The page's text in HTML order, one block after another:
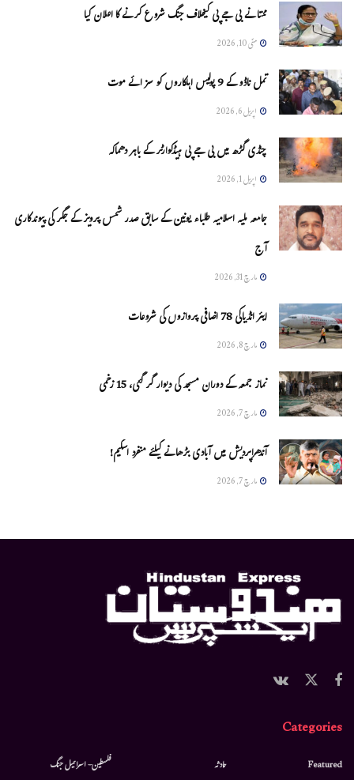
ممتا نے بی جے پی کیخلاف جنگ شروع کرنے کا اعلان کیا
مئی 10, 2026
تمل ناڈو کے 9 پولیس اہلکاروں کو سزائے موت
اپریل 6, 2026
چنڈی گڑھ میں بی جے پی ہیڈکوارٹر کے باہر دھماکہ
اپریل 1, 2026
جامعہ ملیہ اسلامیہ طلباء یونین کے سابق صدر شمس پرویز کے جگر کی پیوندکاری
آج
مارچ 31, 2026
ایئر انڈیاکی 78 اضافی پروازوں کی شروعات
مارچ 8, 2026
نماز جمعہ کے دوران مسجد کی دیوار گر گئی، 15 زخمی
مارچ 7, 2026
آندھراپردیش میں آبادی بڑھانے کیلئے منفرد اسکیم!
مارچ 7, 2026
Categories
Featured
حادثہ
فلسطین- اسرائیل جنگ